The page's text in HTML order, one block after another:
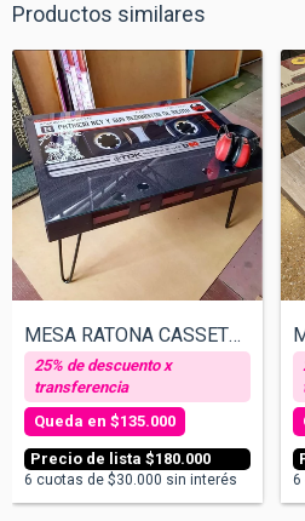
Productos similares
MESA RATONA CASSETTE - REDONDITOS OKTUBR...
$180.000
$135.000
6 cuotas de $30.000 sin interés 6